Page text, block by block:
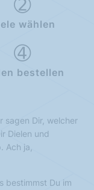
wählen
bestellen
sagen Dir, welcher
Dielen und
Ach ja,
bestimmst Du im